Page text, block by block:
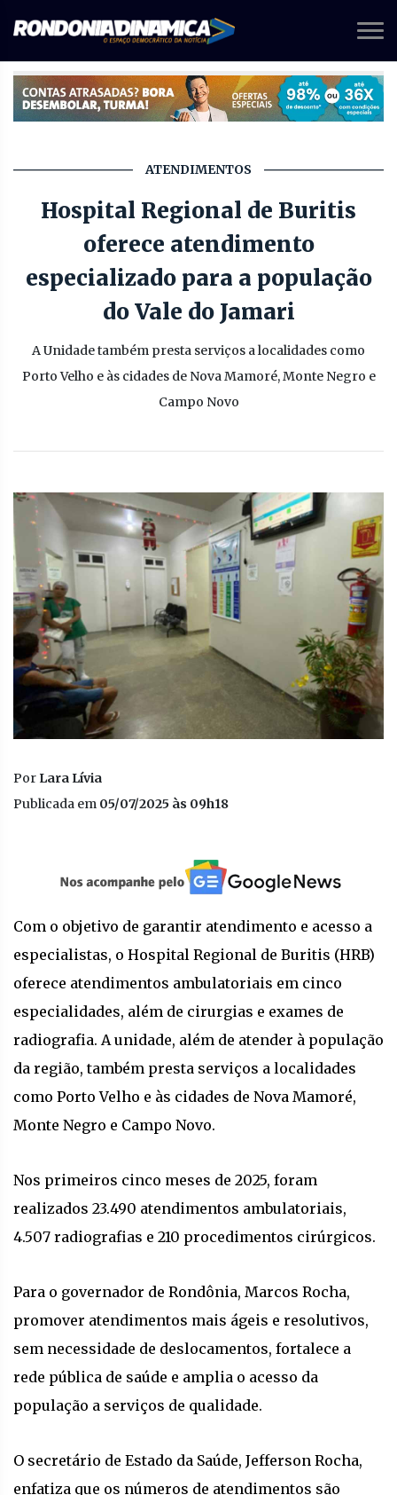
ATENDIMENTOS
Hospital Regional de Buritis
oferece atendimento
especializado para a população
do Vale do Jamari
A Unidade também presta serviços a localidades como
Porto Velho e às cidades de Nova Mamoré, Monte Negro e
Campo Novo
Por Lara Lívia
Publicada em 05/07/2025 às 09h18
Com o objetivo de garantir atendimento e acesso a
especialistas, o Hospital Regional de Buritis (HRB)
oferece atendimentos ambulatoriais em cinco
especialidades, além de cirurgias e exames de
radiografia. A unidade, além de atender à população
da região, também presta serviços a localidades
como Porto Velho e às cidades de Nova Mamoré,
Monte Negro e Campo Novo.
Nos primeiros cinco meses de 2025, foram
realizados 23.490 atendimentos ambulatoriais,
4.507 radiografias e 210 procedimentos cirúrgicos.
Para o governador de Rondônia, Marcos Rocha,
promover atendimentos mais ágeis e resolutivos,
sem necessidade de deslocamentos, fortalece a
rede pública de saúde e amplia o acesso da
população a serviços de qualidade.
O secretário de Estado da Saúde, Jefferson Rocha,
enfatiza que os números de atendimentos são